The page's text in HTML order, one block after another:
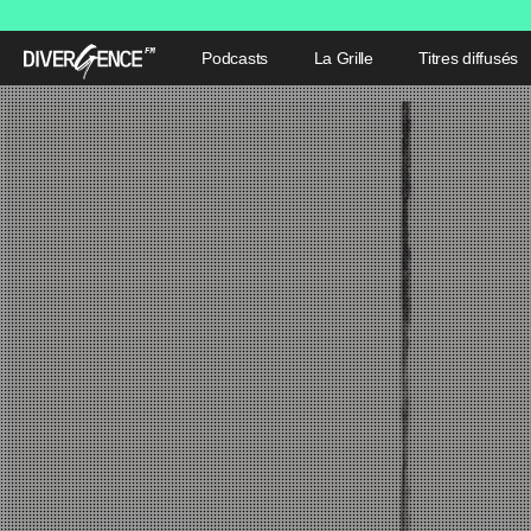
Podcasts La Grille Titres diffusés